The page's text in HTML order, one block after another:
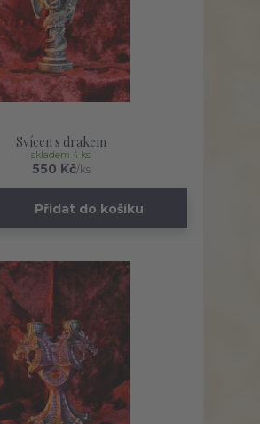
Svícen s drakem
550 Kč/ks
skladem 4 ks
Přidat do košíku